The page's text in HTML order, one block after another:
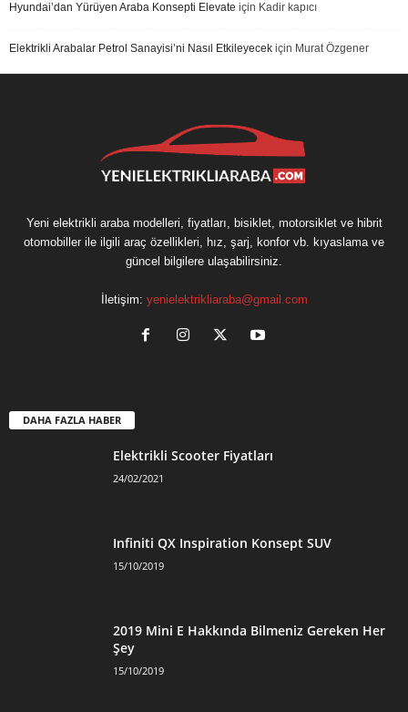
Hyundai’dan Yürüyen Araba Konsepti Elevate için Kadir kapıcı
Elektrikli Arabalar Petrol Sanayisi’ni Nasıl Etkileyecek için Murat Özgener
Yeni elektrikli araba modelleri, fiyatları, bisiklet, motorsiklet ve hibrit
otomobiller ile ilgili araç özellikleri, hız, şarj, konfor vb. kıyaslama ve
güncel bilgilere ulaşabilirsiniz.
İletişim: yenielektrikliaraba@gmail.com
DAHA FAZLA HABER
Elektrikli Scooter Fiyatları
24/02/2021
Infiniti QX Inspiration Konsept SUV
15/10/2019
2019 Mini E Hakkında Bilmeniz Gereken Her
Şey
15/10/2019